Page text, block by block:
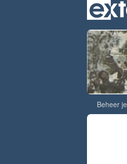
Beheer